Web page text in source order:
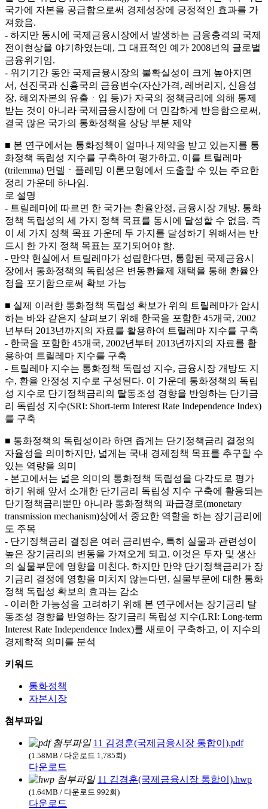
국가에 자본을 공급함으로써 경제성장에 긍정적인 효과를 가
져왔음.
- 하지만 동시에 국제금융시장에서 발생하는 금융충격의 국제
전이현상을 야기하였는데, 그 대표적인 예가 2008년의 글로벌
금융위기임.
- 위기기간 동안 국제금융시장의 불확실성이 크게 높아지면
서, 선진국과 신흥국의 금융변수(자산가격, 레버리지, 신용성
장, 해외자본의 유출ㆍ입 등)가 자국의 정책금리에 의해 통제
받는 것이 아니라 국제금융시장에 더 민감하게 반응함으로써,
결국 많은 국가의 통화정책을 상당 부분 제약
■ 본 연구에서는 통화정책이 얼마나 제약을 받고 있는지를 통
화정책 독립성 지수를 구축하여 평가하고, 이를 트릴레마
(trilemma) 먼델ㆍ플레밍 이론모형에서 도출할 수 있는 주요한
정리 가운데 하나임.
로 설명
- 트릴레마에 따르면 한 국가는 환율안정, 금융시장 개방, 통화
정책 독립성의 세 가지 정책 목표를 동시에 달성할 수 없음. 즉
이 세 가지 정책 목표 가운데 두 가지를 달성하기 위해서는 반
드시 한 가지 정책 목표는 포기되어야 함.
- 만약 현실에서 트릴레마가 성립한다면, 통합된 국제금융시
장에서 통화정책의 독립성은 변동환율제 채택을 통해 환율안
정을 포기함으로써 확보 가능
■ 실제 이러한 통화정책 독립성 확보가 위의 트릴레마가 암시
하는 바와 같은지 살펴보기 위해 한국을 포함한 45개국, 2002
년부터 2013년까지의 자료를 활용하여 트릴레마 지수를 구축
- 한국을 포함한 45개국, 2002년부터 2013년까지의 자료를 활
용하여 트릴레마 지수를 구축
- 트릴레마 지수는 통화정책 독립성 지수, 금융시장 개방도 지
수, 환율 안정성 지수로 구성된다. 이 가운데 통화정책의 독립
성 지수로 단기정책금리의 탈동조성 경향을 반영하는 단기금
리 독립성 지수(SRI: Short-term Interest Rate Independence Index)
를 구축
■ 통화정책의 독립성이라 하면 좁게는 단기정책금리 결정의
자율성을 의미하지만, 넓게는 국내 경제정책 목표를 추구할 수
있는 역량을 의미
- 본고에서는 넓은 의미의 통화정책 독립성을 다각도로 평가
하기 위해 앞서 소개한 단기금리 독립성 지수 구축에 활용되는
단기정책금리뿐만 아니라 통화정책의 파급경로(monetary
transmission mechanism)상에서 중요한 역할을 하는 장기금리에
도 주목
- 단기정책금리 결정은 여러 금리변수, 특히 실물과 관련성이
높은 장기금리의 변동을 가져오게 되고, 이것은 투자 및 생산
의 실물부문에 영향을 미친다. 하지만 만약 단기정책금리가 장
기금리 결정에 영향을 미치지 않는다면, 실물부문에 대한 통화
정책 독립성 확보의 효과는 감소
- 이러한 가능성을 고려하기 위해 본 연구에서는 장기금리 탈
동조성 경향을 반영하는 장기금리 독립성 지수(LRI: Long-term
Interest Rate Independence Index)를 새로이 구축하고, 이 지수의
경제학적 의미를 분석
키워드
통화정책
자본시장
첨부파일
11 김경훈(국제금융시장 통합이).pdf
(1.58MB / 다운로드 1,785회)
다운로드
11 김경훈(국제금융시장 통합이).hwp
(1.64MB / 다운로드 992회)
다운로드